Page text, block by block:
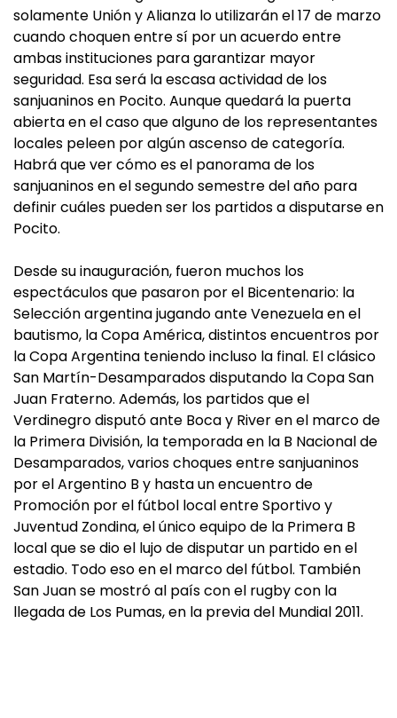
solamente Unión y Alianza lo utilizarán el 17 de marzo
cuando choquen entre sí por un acuerdo entre
ambas instituciones para garantizar mayor
seguridad. Esa será la escasa actividad de los
sanjuaninos en Pocito. Aunque quedará la puerta
abierta en el caso que alguno de los representantes
locales peleen por algún ascenso de categoría.
Habrá que ver cómo es el panorama de los
sanjuaninos en el segundo semestre del año para
definir cuáles pueden ser los partidos a disputarse en
Pocito.
Desde su inauguración, fueron muchos los
espectáculos que pasaron por el Bicentenario: la
Selección argentina jugando ante Venezuela en el
bautismo, la Copa América, distintos encuentros por
la Copa Argentina teniendo incluso la final. El clásico
San Martín-Desamparados disputando la Copa San
Juan Fraterno. Además, los partidos que el
Verdinegro disputó ante Boca y River en el marco de
la Primera División, la temporada en la B Nacional de
Desamparados, varios choques entre sanjuaninos
por el Argentino B y hasta un encuentro de
Promoción por el fútbol local entre Sportivo y
Juventud Zondina, el único equipo de la Primera B
local que se dio el lujo de disputar un partido en el
estadio. Todo eso en el marco del fútbol. También
San Juan se mostró al país con el rugby con la
llegada de Los Pumas, en la previa del Mundial 2011.